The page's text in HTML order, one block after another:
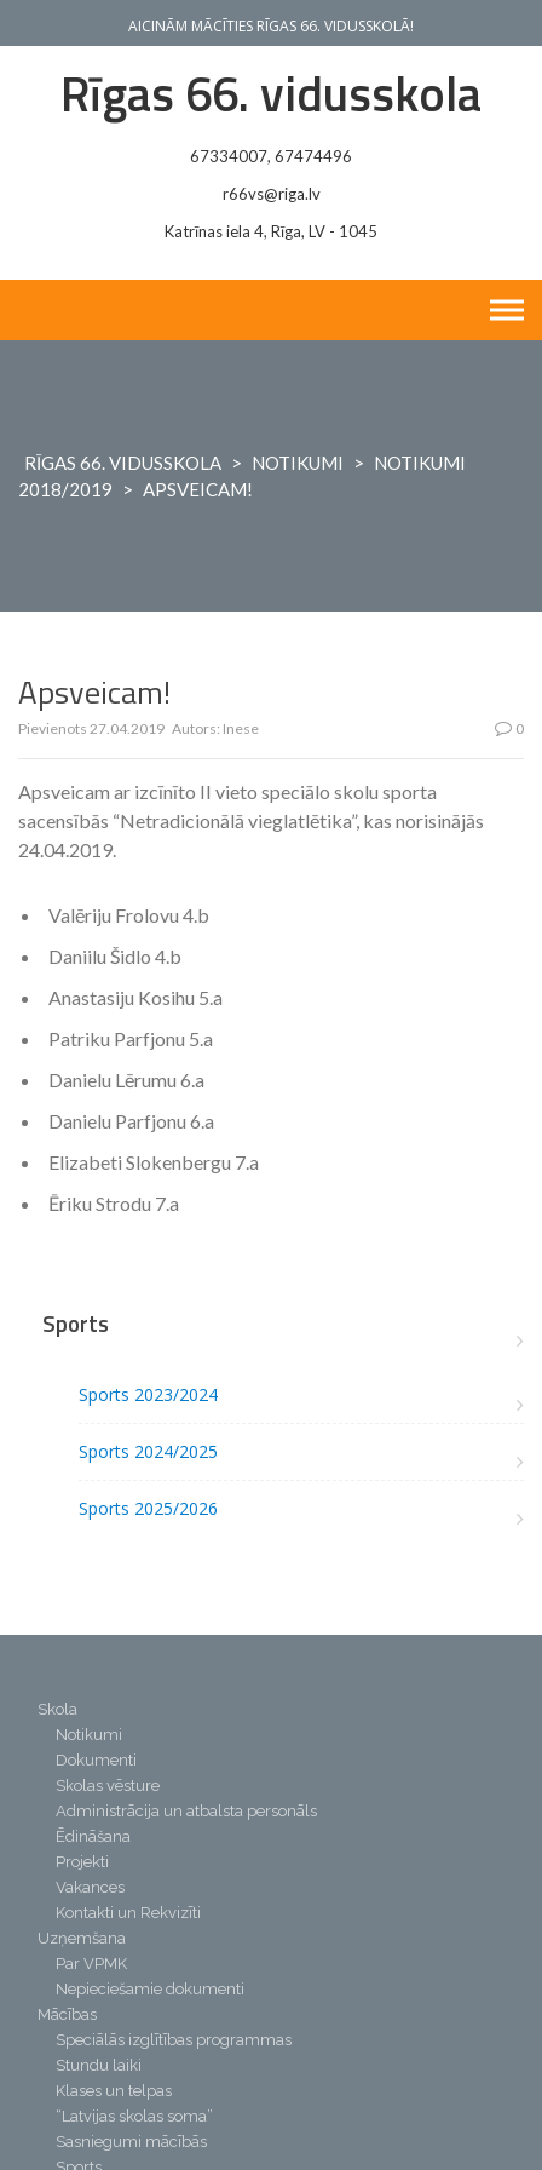
AICINĀM MĀCĪTIES RĪGAS 66. VIDUSSKOLĀ!
Rīgas 66. vidusskola
67334007, 67474496
r66vs@riga.lv
Katrīnas iela 4, Rīga, LV - 1045
RĪGAS 66. VIDUSSKOLA > NOTIKUMI > NOTIKUMI
2018/2019
> APSVEICAM!
Apsveicam!
Pievienots 27.04.2019 Autors: Inese 0
Apsveicam ar izcīnīto II vieto speciālo skolu sporta
sacensībās “Netradicionālā vieglatlētika”, kas norisinājās
24.04.2019.
Valēriju Frolovu 4.b
Daniilu Šidlo 4.b
Anastasiju Kosihu 5.a
Patriku Parfjonu 5.a
Danielu Lērumu 6.a
Danielu Parfjonu 6.a
Elizabeti Slokenbergu 7.a
Ēriku Strodu 7.a
Sports
Sports 2023/2024
Sports 2024/2025
Sports 2025/2026
Skola
Notikumi
Dokumenti
Skolas vēsture
Administrācija un atbalsta personāls
Ēdināšana
Projekti
Vakances
Kontakti un Rekvizīti
Uzņemšana
Par VPMK
Nepieciešamie dokumenti
Mācības
Speciālās izglītības programmas
Stundu laiki
Klases un telpas
“Latvijas skolas soma”
Sasniegumi mācībās